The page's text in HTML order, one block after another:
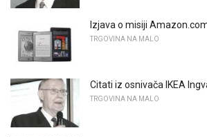
Izjava o misiji
TRGOVINA NA MALO
Citati iz osnivača IKEA
TRGOVINA NA MALO